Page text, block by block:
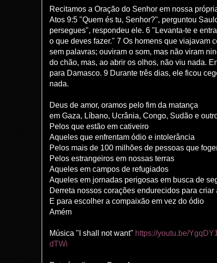
Recitamos a Oração do Senhor em nossa
Atos 9:5 "Quem és tu, Senhor?", perguntou
persegues", respondeu ele. 6 "Levanta-te e
o que deves fazer." 7 Os homens que viajavam
sem palavras; ouviram o som, mas não viram
do chão, mas, ao abrir os olhos, não viu nada.
para Damasco. 9 Durante três dias, ele ficou
nada.
Deus de amor, oramos pelo fim da matança
em Gaza, Líbano, Ucrânia, Congo, Sudão e
Pelos que estão em cativeiro
Aqueles que enfrentam ódio e intolerância
Pelos mais de 100 milhões de pessoas que
Pelos estrangeiros em nossas terras
Aqueles em campos de refugiados
Aqueles em jornadas perigosas em busca de
Derreta nossos corações endurecidos para
E para escolher a compaixão em vez do ódio
Amém
Música "I shall not want" https://youtu.be/
dTWi